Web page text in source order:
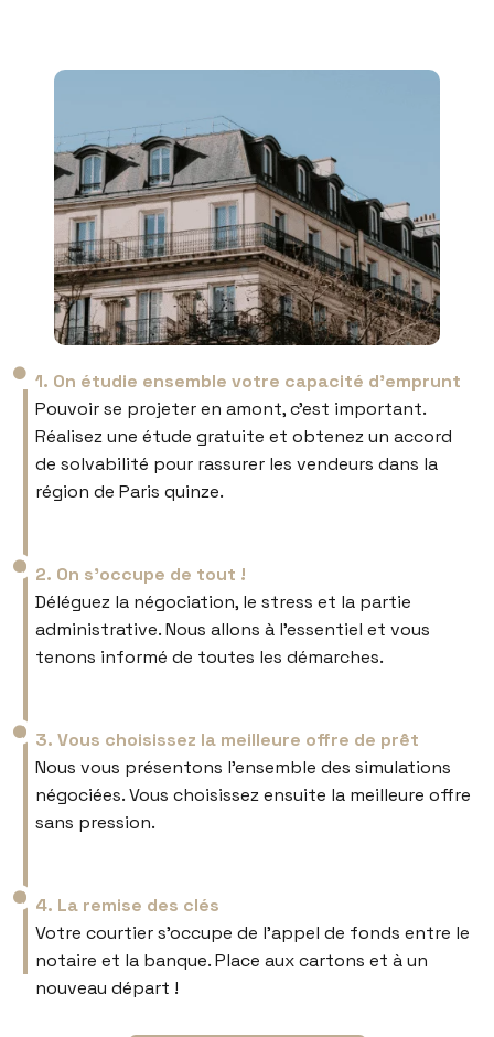
1. On étudie ensemble votre capacité d’emprunt
Pouvoir se projeter en amont, c’est important.
Réalisez une étude gratuite et obtenez un accord
de solvabilité pour rassurer les vendeurs dans la
région de Paris quinze.
2. On s’occupe de tout !
Déléguez la négociation, le stress et la partie
administrative. Nous allons à l’essentiel et vous
tenons informé de toutes les démarches.
3. Vous choisissez la meilleure offre de prêt
Nous vous présentons l’ensemble des simulations
négociées. Vous choisissez ensuite la meilleure offre
sans pression.
4. La remise des clés
Votre courtier s’occupe de l’appel de fonds entre le
notaire et la banque. Place aux cartons et à un
nouveau départ !